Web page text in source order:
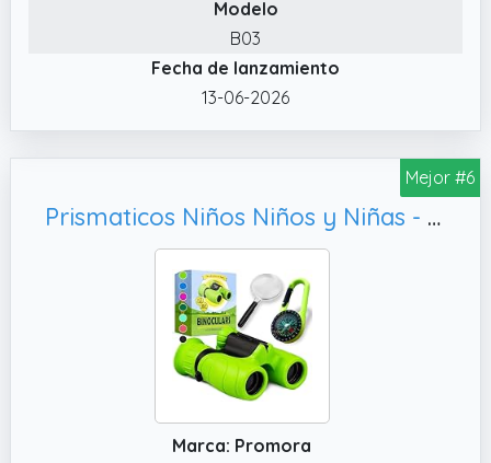
convierte en un juguete educativo que
promueve el aprendizaje a través del juego.
✔️ Prismáticos para niños: Magníficos
prismáticos para que los niños satisfagan su
correas ajustables para el cuello, paño para
limpiar los prismáticos y una bonita caja de
colores. Perfecto para la observación de
✔️ Ligero y compacto: Pesa sólo 4,8 onzas,
por lo que es fácil para los niños para llevar y
utilizar durante largos períodos sin fatiga. El
tamaño compacto permite un mejor agarre.
Modelo
B03
Fecha de lanzamiento
13-06-2026
Mejor #6
Prismaticos Niños Niños y Niñas - Gran Aumento 8X21 - Juego Completo con Lupa y brújula - Juguetes y Regalo Niño y Niña de 3 – 12 años
Marca: Promora